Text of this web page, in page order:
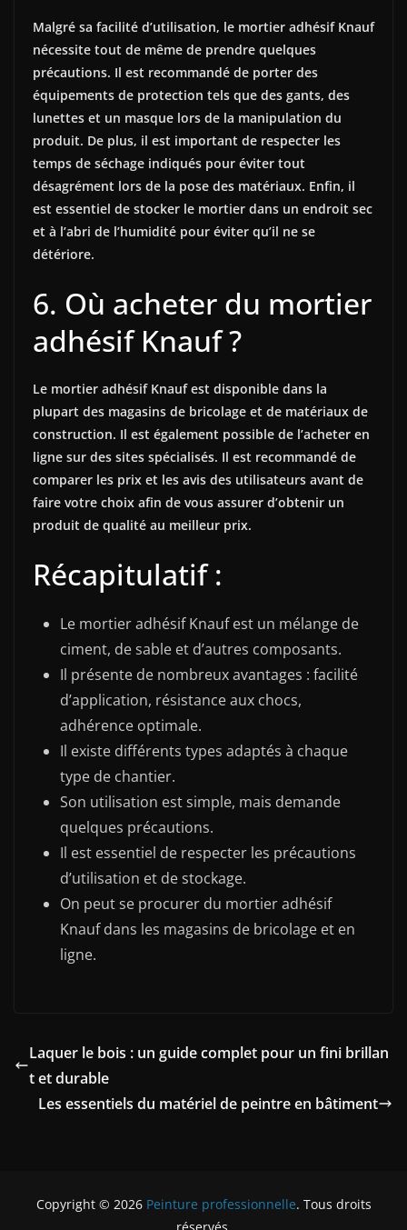
Malgré sa facilité d’utilisation, le mortier adhésif Knauf
nécessite tout de même de prendre quelques
précautions. Il est recommandé de porter des
équipements de protection tels que des gants, des
lunettes et un masque lors de la manipulation du
produit. De plus, il est important de respecter les
temps de séchage indiqués pour éviter tout
désagrément lors de la pose des matériaux. Enfin, il
est essentiel de stocker le mortier dans un endroit sec
et à l’abri de l’humidité pour éviter qu’il ne se
détériore.
6. Où acheter du mortier
adhésif Knauf ?
Le mortier adhésif Knauf est disponible dans la
plupart des magasins de bricolage et de matériaux de
construction. Il est également possible de l’acheter en
ligne sur des sites spécialisés. Il est recommandé de
comparer les prix et les avis des utilisateurs avant de
faire votre choix afin de vous assurer d’obtenir un
produit de qualité au meilleur prix.
Récapitulatif :
Le mortier adhésif Knauf est un mélange de
ciment, de sable et d’autres composants.
Il présente de nombreux avantages : facilité
d’application, résistance aux chocs,
adhérence optimale.
Il existe différents types adaptés à chaque
type de chantier.
Son utilisation est simple, mais demande
quelques précautions.
Il est essentiel de respecter les précautions
d’utilisation et de stockage.
On peut se procurer du mortier adhésif
Knauf dans les magasins de bricolage et en
ligne.
Laquer le bois : un guide complet pour un fini brillan
t et durable
Les essentiels du matériel de peintre en bâtiment
Copyright © 2026 Peinture professionnelle. Tous droits